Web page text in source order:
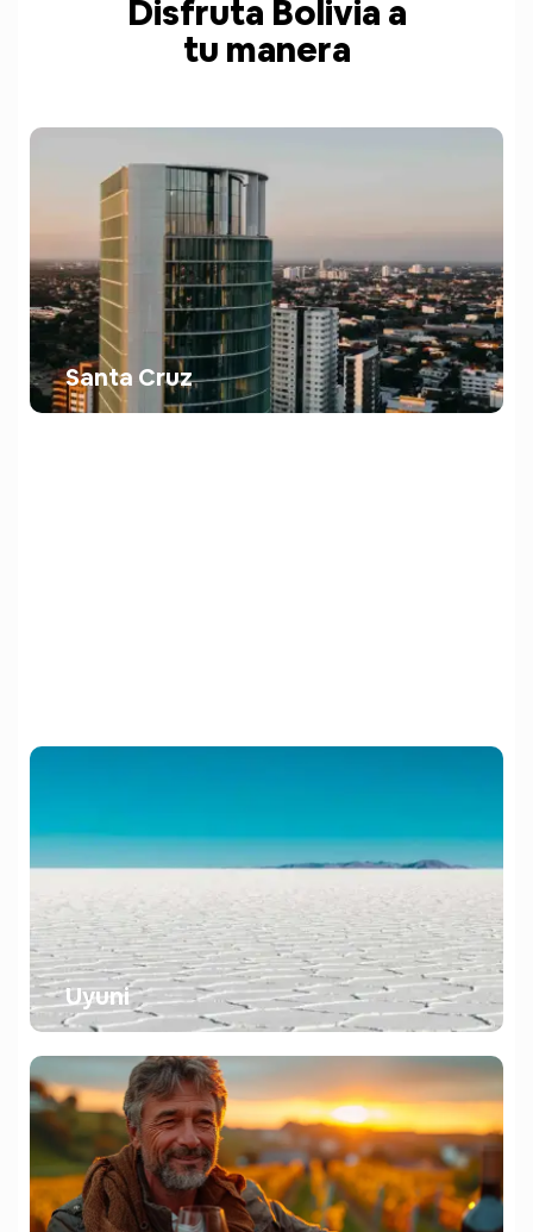
Disfruta Bolivia a
tu manera
Santa Cruz
Uyuni